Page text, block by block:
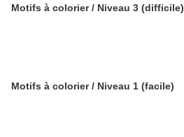
Motifs à colorier / Niveau 3 (difficile)
Motifs à colorier / Niveau 1 (facile)